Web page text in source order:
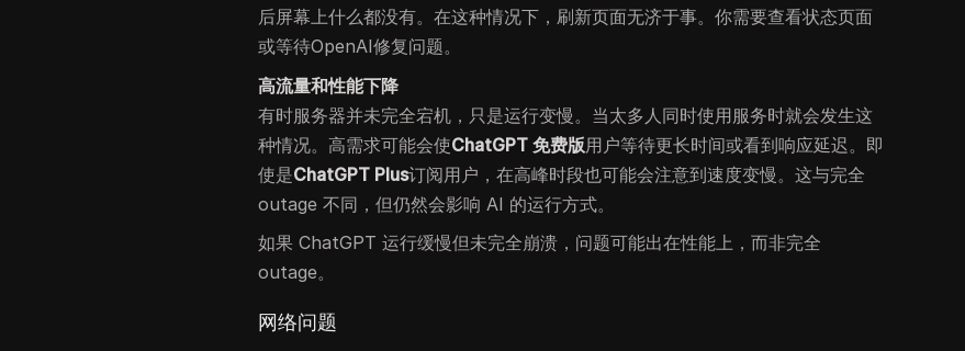
后屏幕上什么都没有。在这种情况下，刷新页面无济于事。你需要查看状态页面
或等待OpenAI修复问题。
高流量和性能下降
有时服务器并未完全宕机，只是运行变慢。当太多人同时使用服务时就会发生这
种情况。高需求可能会使ChatGPT 免费版用户等待更长时间或看到响应延迟。即
使是ChatGPT Plus订阅用户，在高峰时段也可能会注意到速度变慢。这与完全
outage 不同，但仍然会影响 AI 的运行方式。
如果 ChatGPT 运行缓慢但未完全崩溃，问题可能出在性能上，而非完全
outage。
网络问题